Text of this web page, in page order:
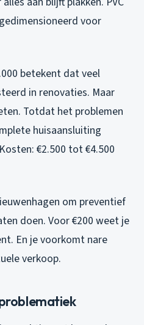
voor
betekent dat veel
in renovaties. Maar
Totdat het problemen
huisaansluiting
€2.500 tot €4.500
om preventief
doen. Voor €200 weet je
En je voorkomt nare
verkoop.